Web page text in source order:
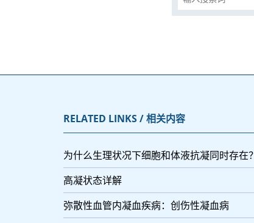
RELATED LINKS / 相关内容
为什么生理状况下细胞和体液抗凝同时存在？
高凝状态详解
弥散性血管内凝血疾病：创伤性凝血病